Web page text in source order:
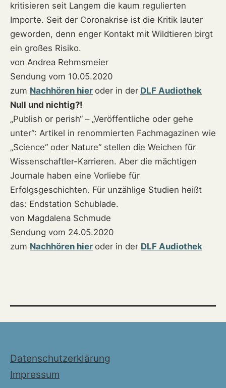
kritisieren seit Langem die kaum regulierten
Importe. Seit der Coronakrise ist die Kritik lauter
geworden, denn enger Kontakt mit Wildtieren birgt
ein großes Risiko.
von Andrea Rehmsmeier
Sendung vom 10.05.2020
zum Nachhören hier oder in der DLF Audiothek
Null und nichtig?!
„Publish or perish“ – „Veröffentliche oder gehe
unter“: Artikel in renommierten Fachmagazinen wie
„Science“ oder Nature“ stellen die Weichen für
Wissenschaftler-Karrieren. Aber die mächtigen
Journale haben eine Vorliebe für
Erfolgsgeschichten. Für unzählige Studien heißt
das: Endstation Schublade.
von Magdalena Schmude
Sendung vom 24.05.2020
zum Nachhören hier oder in der DLF Audiothek
Datenschutzerklärung
Impressum